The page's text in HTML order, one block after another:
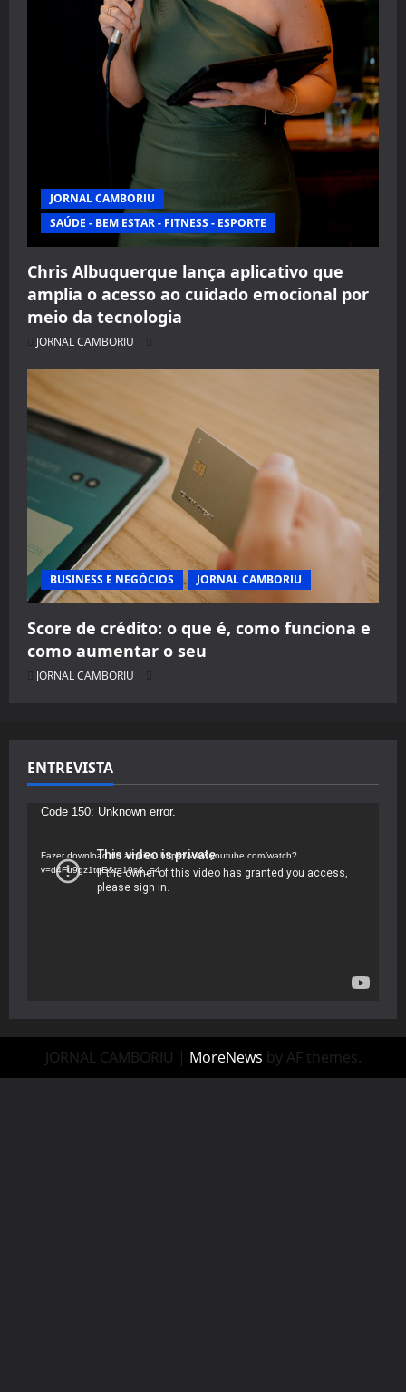
JORNAL CAMBORIU
SAÚDE - BEM ESTAR - FITNESS - ESPORTE
Chris Albuquerque lança aplicativo que
amplia o acesso ao cuidado emocional por
meio da tecnologia
JORNAL CAMBORIU
BUSINESS E NEGÓCIOS JORNAL CAMBORIU
Score de crédito: o que é, como funciona e
como aumentar o seu
JORNAL CAMBORIU
ENTREVISTA
Tocador
vídeo
Code 150: Unknown error.
Fazer download do arquivo: https://www.youtube.com/watch?
v=d4Fu9gz1tqE&t=19s&_=4
JORNAL CAMBORIU | MoreNews by AF themes.